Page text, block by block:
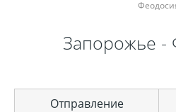
Запорожье -
Отправление